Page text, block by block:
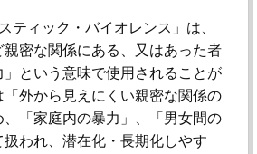
ィック・バイオレンス」は、
親密な関係にある、又はあった者
という意味で使用されることが
外から見えにくい親密な関係の
「家庭内の暴力」、「男女間の
扱われ、潜在化・長期化しやす